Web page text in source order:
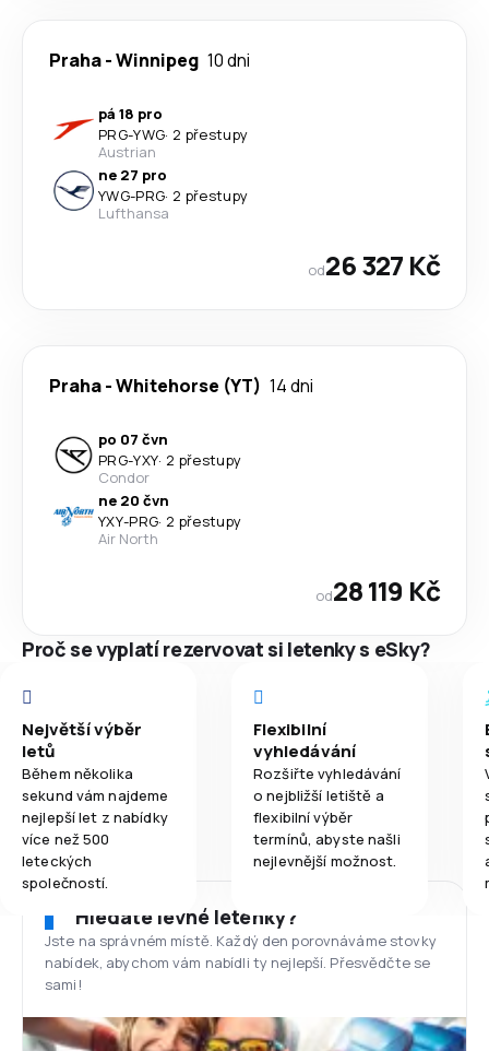
Praha-Winnipeg 10 dni
pá 18 pro
PRG-YWG· 2 přestupy
Austrian
ne 27 pro
YWG-PRG· 2 přestupy
Lufthansa
od26 327 Kč
Praha-Whitehorse (YT) 14 dni
po 07 čvn
PRG-YXY· 2 přestupy
Condor
ne 20 čvn
YXY-PRG· 2 přestupy
Air North
od28 119 Kč
Proč se vyplatí rezervovat si letenky s eSky?
Největší výběr
letů
Během několika
sekund vám najdeme
nejlepší let z nabídky
více než 500
leteckých
společností.
Flexibilní
vyhledávání
Rozšiřte vyhledávání
o nejbližší letiště a
flexibilní výběr
termínů, abyste našli
nejlevnější možnost.
Hledáte levné letenky?
Jste na správném místě. Každý den porovnáváme stovky
nabídek, abychom vám nabídli ty nejlepší. Přesvědčte se
sami!